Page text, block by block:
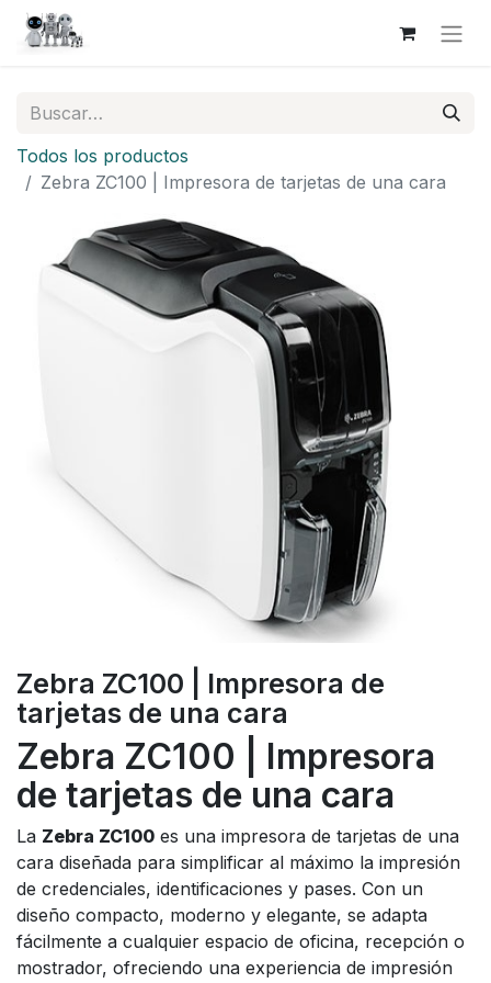
Todos los productos
Zebra ZC100 | Impresora de tarjetas de una cara
Zebra ZC100 | Impresora de
tarjetas de una cara
Zebra ZC100 | Impresora
de tarjetas de una cara
La Zebra ZC100 es una impresora de tarjetas de una
cara diseñada para simplificar al máximo la impresión
de credenciales, identificaciones y pases. Con un
diseño compacto, moderno y elegante, se adapta
fácilmente a cualquier espacio de oficina, recepción o
mostrador, ofreciendo una experiencia de impresión